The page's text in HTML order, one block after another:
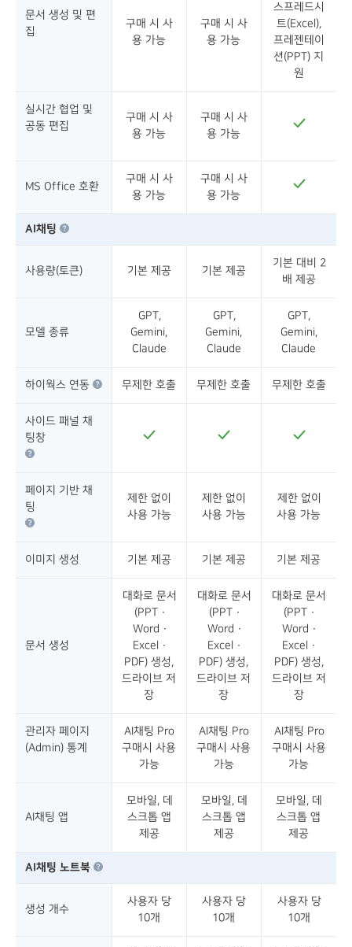
문서 생성 및 편
집
구매 시 사
용 가능
구매 시 사
용 가능
스프레드시
트(Excel),
프레젠테이
션(PPT) 지
원
실시간 협업 및
공동 편집
구매 시 사
용 가능
구매 시 사
용 가능
MS Office 호환
구매 시 사
용 가능
구매 시 사
용 가능
AI채팅
사용량(토큰) 기본 제공 기본 제공
기본 대비 2
배 제공
모델 종류
GPT,
Gemini,
Claude
GPT,
Gemini,
Claude
GPT,
Gemini,
Claude
하이웍스 연동 무제한 호출 무제한 호출 무제한 호출
사이드 패널 채
팅창
페이지 기반 채
팅
제한 없이
사용 가능
제한 없이
사용 가능
제한 없이
사용 가능
이미지 생성 기본 제공 기본 제공 기본 제공
문서 생성
대화로 문서
(PPT ·
Word ·
Excel ·
PDF) 생성,
드라이브 저
장
대화로 문서
(PPT ·
Word ·
Excel ·
PDF) 생성,
드라이브 저
장
대화로 문서
(PPT ·
Word ·
Excel ·
PDF) 생성,
드라이브 저
장
관리자 페이지
(Admin) 통계
AI채팅 Pro
구매시 사용
가능
AI채팅 Pro
구매시 사용
가능
AI채팅 Pro
구매시 사용
가능
AI채팅 앱
모바일, 데
스크톱 앱
제공
모바일, 데
스크톱 앱
제공
모바일, 데
스크톱 앱
제공
AI채팅 노트북
생성 개수
사용자 당
10개
사용자 당
10개
사용자 당
10개